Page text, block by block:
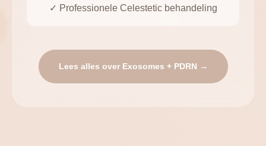
✓ Professionele Celestetic behandeling
Lees alles over Exosomes + PDRN →